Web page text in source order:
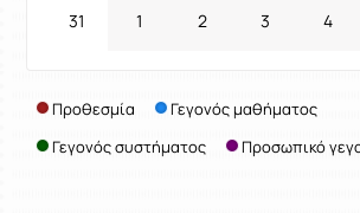
31 1 2 3 4
Προθεσμία
Γεγονός μαθήματος
Γεγονός συστήματος
Προσωπικό